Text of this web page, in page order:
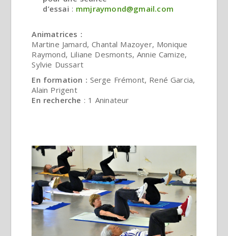
d’essai : mmjraymond@gmail.com
Animatrices :
Martine Jamard, Chantal Mazoyer, Monique
Raymond, Liliane Desmonts, Annie Camize,
Sylvie Dussart
En formation : Serge Frémont, René Garcia,
Alain Prigent
En recherche : 1 Aninateur